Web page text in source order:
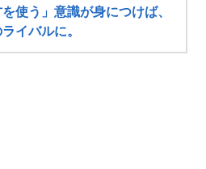
使う」意識が身につけば、
イバルに。